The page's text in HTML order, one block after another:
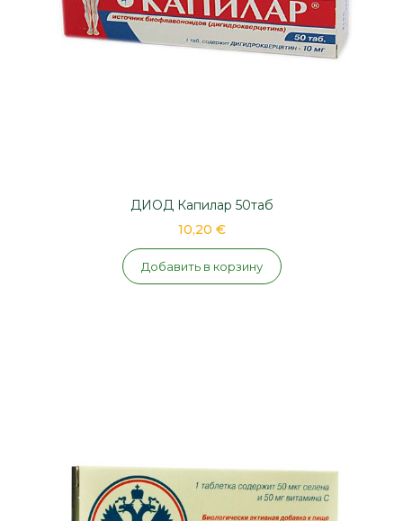
ДИОД Капилар 50таб
10,20 €
Добавить в корзину